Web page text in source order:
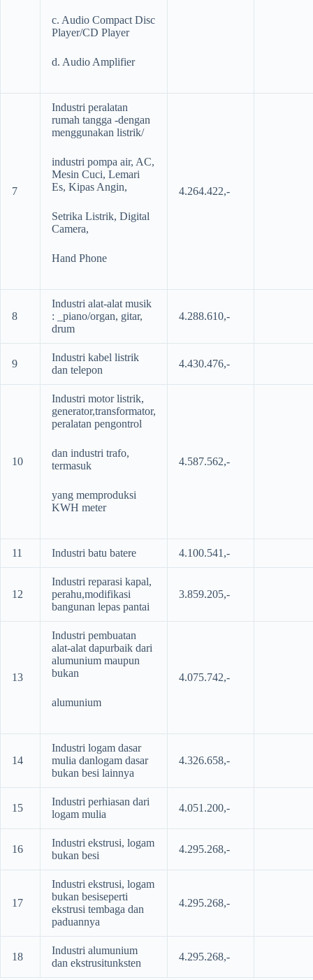
c. Audio Compact Disc
Player/CD Player
d. Audio Amplifier
7
Industri peralatan
rumah tangga -dengan
menggunakan listrik/
industri pompa air, AC,
Mesin Cuci, Lemari
Es, Kipas Angin,
Setrika Listrik, Digital
Camera,
Hand Phone
4.264.422,-
8
Industri alat-alat musik
: _piano/organ, gitar,
drum
4.288.610,-
9
Industri kabel listrik
dan telepon
4.430.476,-
10
Industri motor listrik,
generator,transformator,
peralatan pengontrol
dan industri trafo,
termasuk
yang memproduksi
KWH meter
4.587.562,-
11 Industri batu batere 4.100.541,-
12
Industri reparasi kapal,
perahu,modifikasi
bangunan lepas pantai
3.859.205,-
13
Industri pembuatan
alat-alat dapurbaik dari
alumunium maupun
bukan
alumunium
4.075.742,-
14
Industri logam dasar
mulia danlogam dasar
bukan besi lainnya
4.326.658,-
15
Industri perhiasan dari
logam mulia
4.051.200,-
16
Industri ekstrusi, logam
bukan besi
4.295.268,-
17
Industri ekstrusi, logam
bukan besiseperti
ekstrusi tembaga dan
paduannya
4.295.268,-
18
Industri alumunium
dan ekstrusitunksten
4.295.268,-